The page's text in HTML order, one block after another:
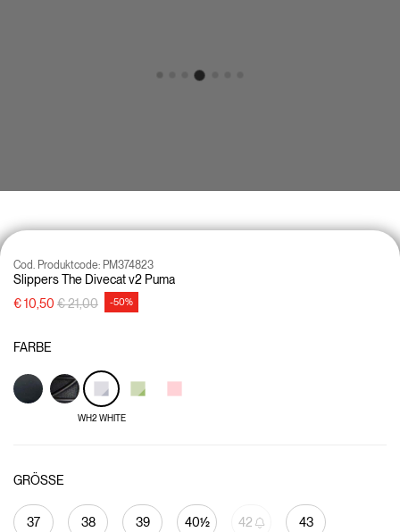
Slippers The Divecat v2 Puma
Cod. Produktcode: PM374823
€ 10,50 Preisreduzierung von
€ 21,00auf-50%
FARBE
WH2 WHITE
GRÖSSE
37 38 39 40½ 42 43